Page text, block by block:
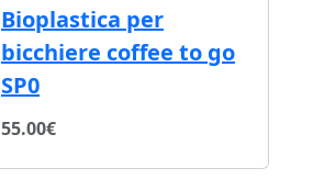
Bioplastica per
bicchiere coffee to go
SP0
55.00€